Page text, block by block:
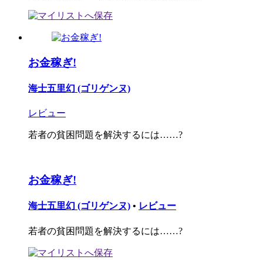
お金稼ぎ!
海士五里幻 (ゴリゲンヌ)
レビュー
若者の貧困問題を解決するには……?
お金稼ぎ!
海士五里幻 (ゴリゲンヌ) • レビュー
若者の貧困問題を解決するには……?